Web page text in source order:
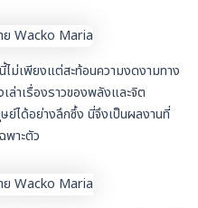
ม่เพียงแต่สะท้อนความงดงามทาง
ล่าเรื่องราวของพลังและจิต
ด้อย่างลึกซึ้ง นี่จึงเป็นผลงานที่
พาะตัว